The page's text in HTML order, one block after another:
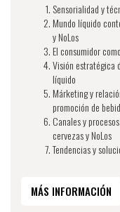
Sensorialidad y
Mundo líquido
y NoLos
El consumidor
Visión estratégica
líquido
Márketing y
promoción de
Canales y
cervezas y NoLos
Tendencias y
MÁS INFORMACIÓN